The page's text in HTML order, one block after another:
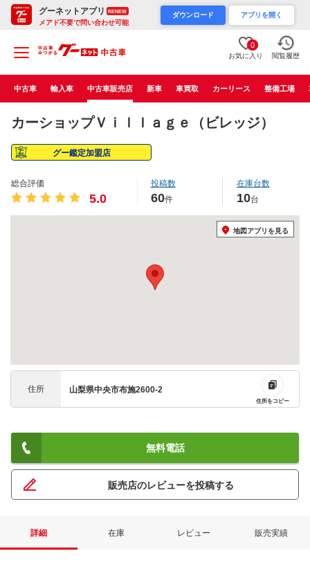
グーネットアプリ RENEW
メアド不要で問い合わせ可能
ダウンロード アプリを開く
0
お気に入り 閲覧履歴
中古車 輸入車 中古車販売店 新車 車買取 カーリース 整備工場
カーショップＶｉｌｌａｇｅ（ビレッジ）
グー鑑定加盟店
総合評価
5.0
投稿数
60件
在庫台数
10台
地図アプリを見る
住所 山梨県中央市布施2600-2
住所をコピー
無料電話
販売店のレビューを投稿する
詳細 在庫 レビュー 販売実績